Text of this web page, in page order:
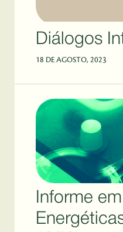
Diálogos
18 DE AGOSTO, 2023
Informe